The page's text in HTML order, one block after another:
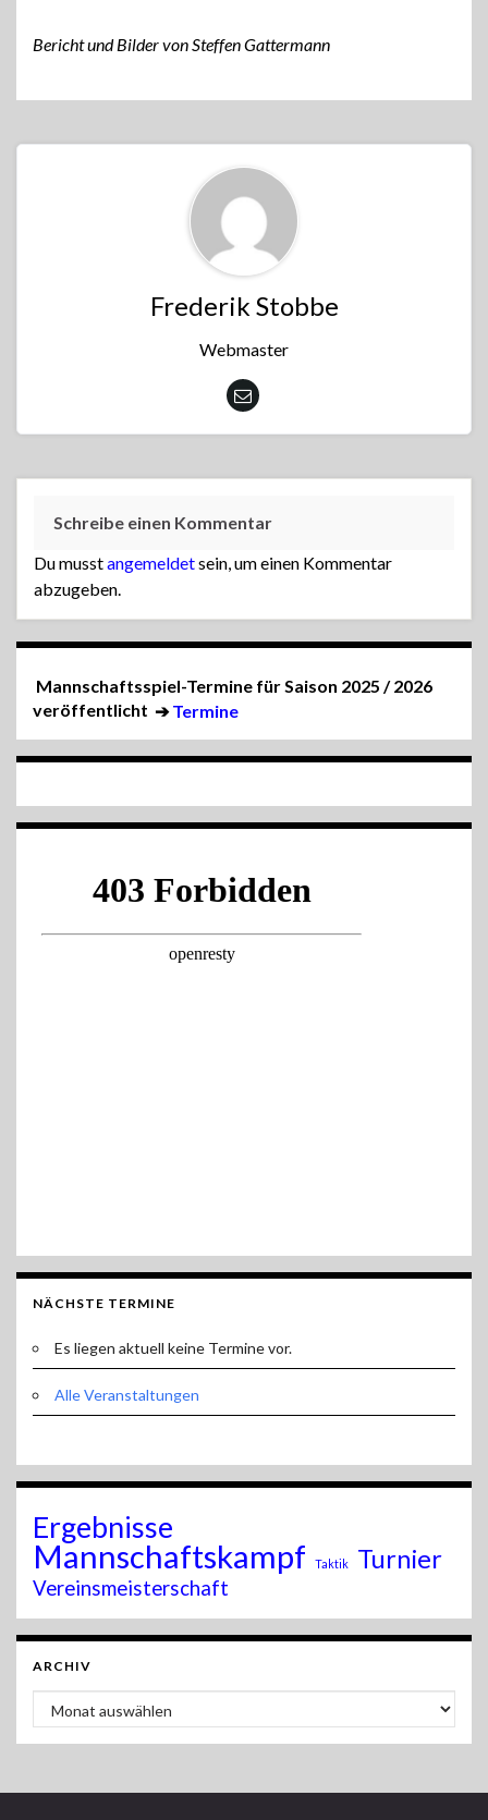
Bericht und Bilder von Steffen Gattermann
Frederik Stobbe
Webmaster
Schreibe einen Kommentar
Du musstangemeldetsein, um einen Kommentar
abzugeben.
Mannschaftsspiel-Termine für Saison 2025 / 2026
veröffentlicht ➔Termine
NÄCHSTE TERMINE
Es liegen aktuell keine Termine vor.
Alle Veranstaltungen
Ergebnisse
Mannschaftskampf Taktik Turnier
Vereinsmeisterschaft
ARCHIV
Archiv